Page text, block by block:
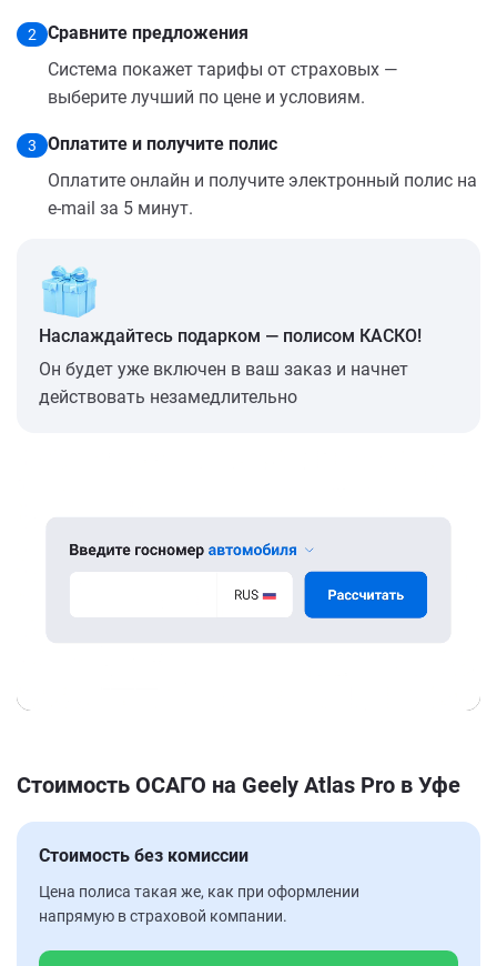
2
Сравните предложения
Система покажет тарифы от страховых —
выберите лучший по цене и условиям.
3
Оплатите и получите полис
Оплатите онлайн и получите электронный полис на
e-mail за 5 минут.
Наслаждайтесь подарком — полисом КАСКО!
Он будет уже включен в ваш заказ и начнет
действовать незамедлительно
Стоимость ОСАГО на Geely Atlas Pro в Уфе
Стоимость без комиссии
Цена полиса такая же, как при оформлении
напрямую в страховой компании.